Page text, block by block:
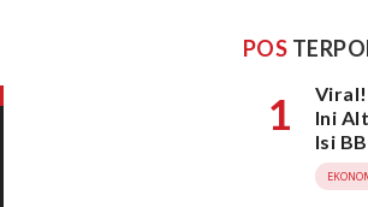
POS
1
Viral!
Ini
Isi